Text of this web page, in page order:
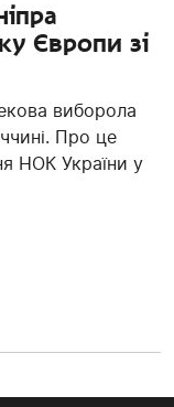
Європи зі
виборола
Про це
НОК України у